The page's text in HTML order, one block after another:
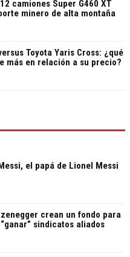
camiones Super G460 XT
minero de alta montaña
Toyota Yaris Cross: ¿qué
más en relación a su precio?
el papá de Lionel Messi
crean un fondo para
sindicatos aliados